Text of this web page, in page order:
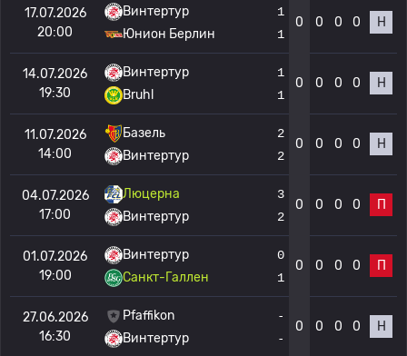
17.07.2026
20:00
Винтертур
Юнион Берлин
1
1
0 0 0 0 Н
14.07.2026
19:30
Винтертур
Bruhl
1
1
0 0 0 0 Н
11.07.2026
14:00
Базель
Винтертур
2
2
0 0 0 0 Н
04.07.2026
17:00
Люцерна
Винтертур
3
2
0 0 0 0 П
01.07.2026
19:00
Винтертур
Санкт-Галлен
0
1
0 0 0 0 П
27.06.2026
16:30
Pfaffikon
Винтертур
-
-
0 0 0 0 Н